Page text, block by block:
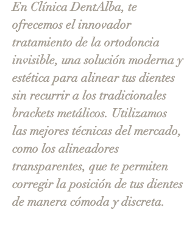
En Clínica DentAlba, te
ofrecemos el innovador
tratamiento de la ortodoncia
invisible, una solución moderna y
estética para alinear tus dientes
sin recurrir a los tradicionales
brackets metálicos. Utilizamos
las mejores técnicas del mercado,
como los alineadores
transparentes, que te permiten
corregir la posición de tus dientes
de manera cómoda y discreta.